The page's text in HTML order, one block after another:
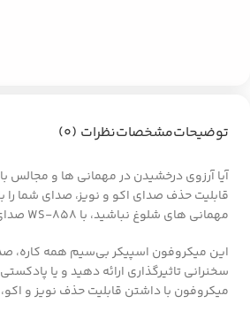
توضیحاتمشخصاتنظرات (0)
مهمانی های شلوغ نباشید، با WS-858 صدای جادویی خود را به گوش همگان برسانید!
این میکروفون اسپیکر بی‌سیم همه کاره،
میکروفون با داشتن قابلیت حذف نویز و اکو،